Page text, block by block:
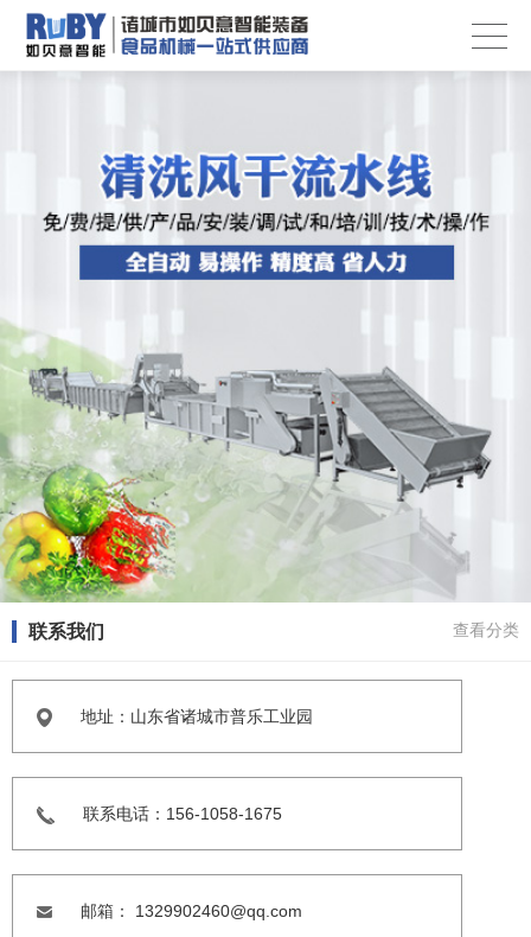
联系我们 查看分类
地址：山东省诸城市普乐工业园
联系电话：156-1058-1675
邮箱： 1329902460@qq.com